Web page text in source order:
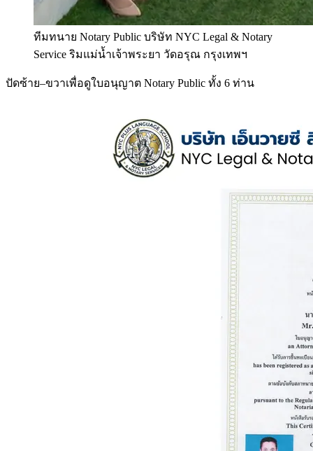
ทีมทนาย Notary Public บริษัท NYC Legal & Notary
Service ริมแม่น้ำเจ้าพระยา วัดอรุณ กรุงเทพฯ
ปัดซ้าย–ขวาเพื่อดูใบอนุญาต Notary Public ทั้ง 6 ท่าน